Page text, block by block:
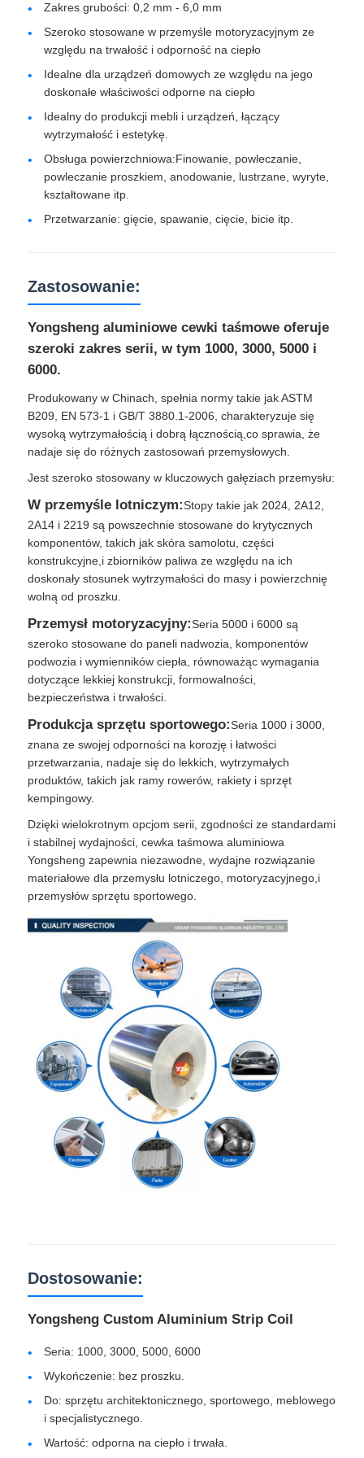
aluminiowa płyta
Koło aluminiowe
Kolorowa cewka aluminiowa
cewka aluminiowa
Aluminiowa płyta do szachownicy
Tłoczone aluminium
folia aluminium laminowana
Aluminiowe panele plastra miodu
Aluminiowy plaster miodu
Lustrzane aluminium
Zakres grubości: 0,2 mm - 6,0 mm
Szeroko stosowane w przemyśle motoryzacyjnym ze
względu na trwałość i odporność na ciepło
Idealne dla urządzeń domowych ze względu na jego
doskonałe właściwości odporne na ciepło
Idealny do produkcji mebli i urządzeń, łączący
wytrzymałość i estetykę.
Obsługa powierzchniowa:Finowanie, powleczanie,
powleczanie proszkiem, anodowanie, lustrzane, wyryte,
kształtowane itp.
Przetwarzanie: gięcie, spawanie, cięcie, bicie itp.
Zastosowanie:
Yongsheng aluminiowe cewki taśmowe oferuje
szeroki zakres serii, w tym 1000, 3000, 5000 i
6000.
Produkowany w Chinach, spełnia normy takie jak ASTM
B209, EN 573-1 i GB/T 3880.1-2006, charakteryzuje się
wysoką wytrzymałością i dobrą łącznością,co sprawia, że
nadaje się do różnych zastosowań przemysłowych.
Jest szeroko stosowany w kluczowych gałęziach przemysłu:
W przemyśle lotniczym:Stopy takie jak 2024, 2A12,
2A14 i 2219 są powszechnie stosowane do krytycznych
komponentów, takich jak skóra samolotu, części
konstrukcyjne,i zbiorników paliwa ze względu na ich
doskonały stosunek wytrzymałości do masy i powierzchnię
wolną od proszku.
Przemysł motoryzacyjny:Seria 5000 i 6000 są
szeroko stosowane do paneli nadwozia, komponentów
podwozia i wymienników ciepła, równoważąc wymagania
dotyczące lekkiej konstrukcji, formowalności,
bezpieczeństwa i trwałości.
Produkcja sprzętu sportowego:Seria 1000 i 3000,
znana ze swojej odporności na korozję i łatwości
przetwarzania, nadaje się do lekkich, wytrzymałych
produktów, takich jak ramy rowerów, rakiety i sprzęt
kempingowy.
Dzięki wielokrotnym opcjom serii, zgodności ze standardami
i stabilnej wydajności, cewka taśmowa aluminiowa
Yongsheng zapewnia niezawodne, wydajne rozwiązanie
materiałowe dla przemysłu lotniczego, motoryzacyjnego,i
przemysłów sprzętu sportowego.
Dostosowanie:
Yongsheng Custom Aluminium Strip Coil
Seria: 1000, 3000, 5000, 6000
Wykończenie: bez proszku.
Do: sprzętu architektonicznego, sportowego, meblowego
i specjalistycznego.
Wartość: odporna na ciepło i trwała.